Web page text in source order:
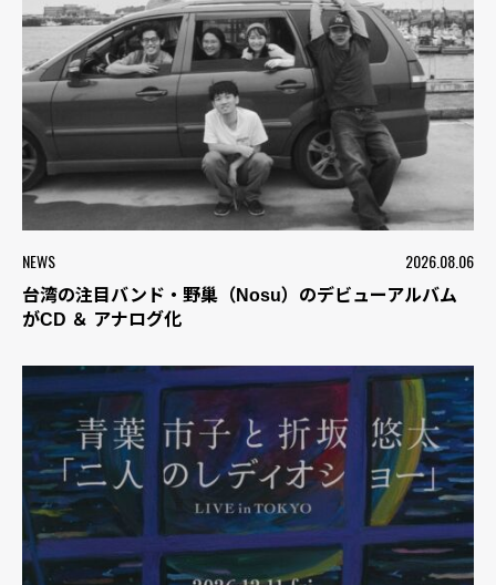
NEWS 2026.08.06
台湾の注目バンド・野巢（Nosu）のデビューアルバム
がCD ＆ アナログ化